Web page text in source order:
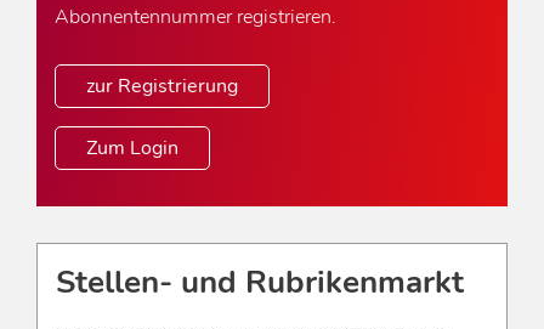
Abonnentennummer registrieren.
zur Registrierung
Zum Login
Stellen- und Rubrikenmarkt